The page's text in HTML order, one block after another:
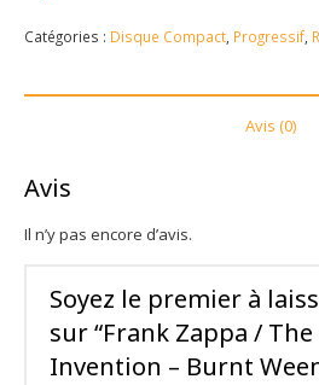
Catégories : Disque Compact, Progressif,
Avis (0)
Avis
Il n’y pas encore d’avis.
Soyez le premier à
sur “Frank Zappa /
Invention ‎– Burnt